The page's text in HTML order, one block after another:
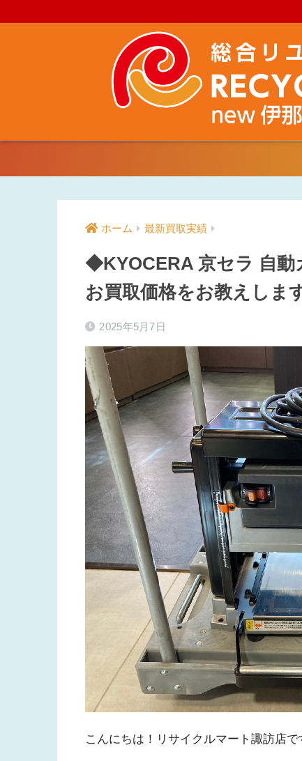
ホーム 最新買取実績
◆KYOCERA 京セラ 自
お買取価格をお教えしま
2025年5月7日
こんにちは！リサイクルマート諏訪店で